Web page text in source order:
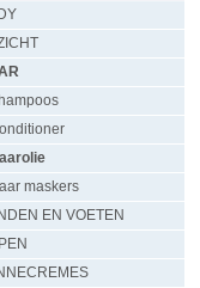
maskers
EN VOETEN